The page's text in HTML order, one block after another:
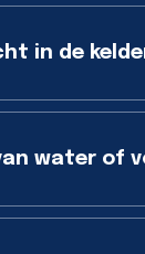
in de
water of